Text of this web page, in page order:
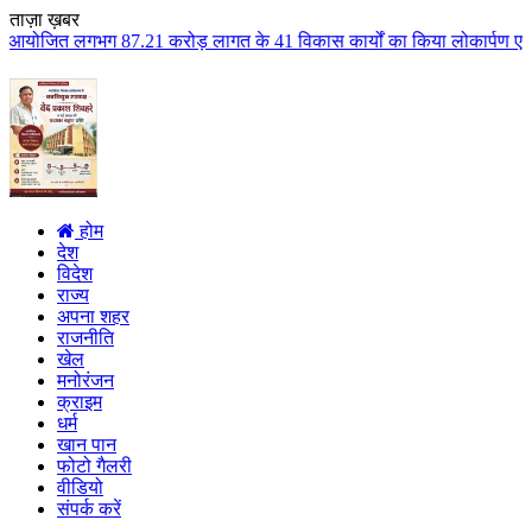
ताज़ा ख़बर
लागत के 41 विकास कार्यों का किया लोकार्पण एवं भूमिपूजन कुलैथ
होम
देश
विदेश
राज्य
अपना शहर
राजनीति
खेल
मनोरंजन
क्राइम
धर्म
खान पान
फोटो गैलरी
वीडियो
संपर्क करें